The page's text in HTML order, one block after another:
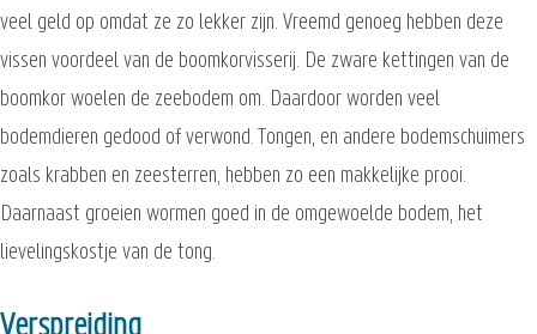
veel geld op omdat ze zo lekker zijn. Vreemd genoeg hebben deze
vissen voordeel van de boomkorvisserij. De zware kettingen van de
boomkor woelen de zeebodem om. Daardoor worden veel
bodemdieren gedood of verwond. Tongen, en andere bodemschuimers
zoals krabben en zeesterren, hebben zo een makkelijke prooi.
Daarnaast groeien wormen goed in de omgewoelde bodem, het
lievelingskostje van de tong.